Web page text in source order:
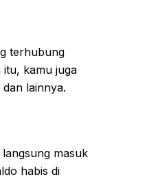
terhubung
itu, kamu juga
lainnya.
masuk
habis di